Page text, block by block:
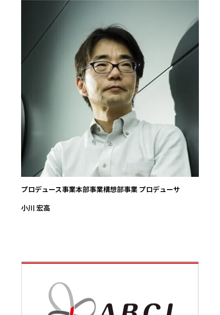
プロデュース事業本部事業構想部事業 プロデューサ
小川 宏高